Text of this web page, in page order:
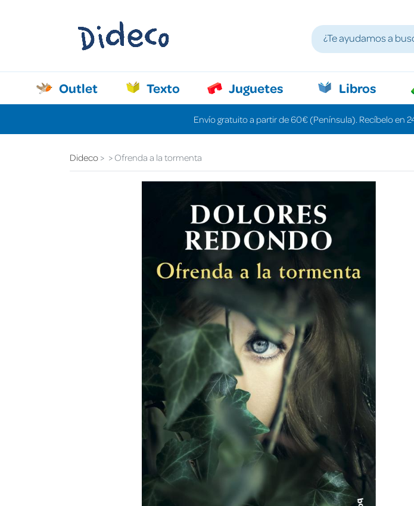
Outlet Texto Juguetes Libros
Envío gratuito a partir de 60€ (Península). Recíbelo en
Dideco Ofrenda a la tormenta